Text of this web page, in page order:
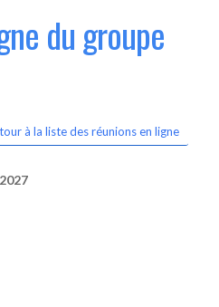
du groupe
à la liste des réunions en ligne